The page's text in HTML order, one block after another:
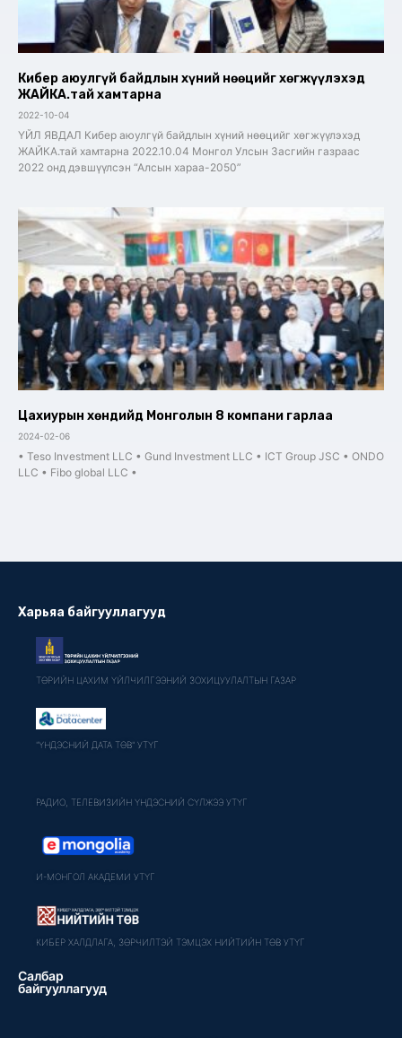
Кибер аюулгүй байдлын хүний нөөцийг хөгжүүлэхэд
ЖАЙКА.тай хамтарна
2022-10-04
ҮЙЛ ЯВДАЛ Кибер аюулгүй байдлын хүний нөөцийг хөгжүүлэхэд
ЖАЙКА.тай хамтарна 2022.10.04 Монгол Улсын Засгийн газраас
2022 онд дэвшүүлсэн “Алсын хараа-2050”
Цахиурын хөндийд Монголын 8 компани гарлаа
2024-02-06
• Teso Investment LLC • Gund Investment LLC • ICT Group JSC • ONDO
LLC • Fibo global LLC •
Харьяа байгууллагууд
ТӨРИЙН ЦАХИМ ҮЙЛЧИЛГЭЭНИЙ ЗОХИЦУУЛАЛТЫН ГАЗАР
"ҮНДЭСНИЙ ДАТА ТӨВ" УТҮГ
РАДИО, ТЕЛЕВИЗИЙН ҮНДЭСНИЙ СҮЛЖЭЭ УТҮГ
И-МОНГОЛ АКАДЕМИ УТҮГ
КИБЕР ХАЛДЛАГА, ЗӨРЧИЛТЭЙ ТЭМЦЭХ НИЙТИЙН ТӨВ УТҮГ
Салбар
байгууллагууд